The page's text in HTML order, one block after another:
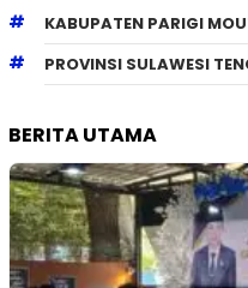
KABUPATEN PARIGI
PROVINSI SULAWESI
BERITA UTAMA